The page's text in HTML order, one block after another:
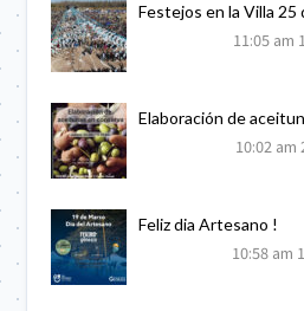
Festejos en la Villa 25
11:05 am
Elaboración de
10:02 am
Feliz dia Artesano !
10:58 am